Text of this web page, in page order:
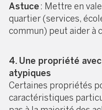
Astuce: Mettre en
quartier (services,
commun) peut aider à
4. Une propriété
atypiques
Certaines propriétés
caractéristiques